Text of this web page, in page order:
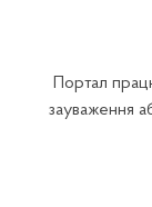
Портал
зауваження